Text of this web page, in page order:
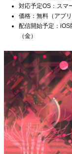
対応予定OS：スマ
価格：無料（アプリ
配信開始予定：
（金）